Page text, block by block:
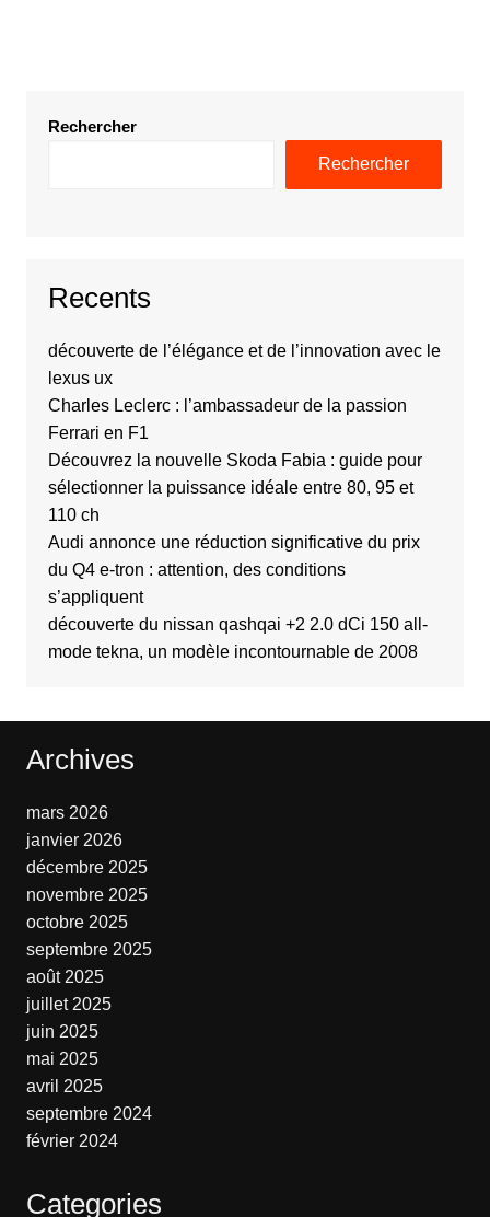
Rechercher
Rechercher
Recents
découverte de l’élégance et de l’innovation avec le
lexus ux
Charles Leclerc : l’ambassadeur de la passion
Ferrari en F1
Découvrez la nouvelle Skoda Fabia : guide pour
sélectionner la puissance idéale entre 80, 95 et
110 ch
Audi annonce une réduction significative du prix
du Q4 e-tron : attention, des conditions
s’appliquent
découverte du nissan qashqai +2 2.0 dCi 150 all-
mode tekna, un modèle incontournable de 2008
Archives
mars 2026
janvier 2026
décembre 2025
novembre 2025
octobre 2025
septembre 2025
août 2025
juillet 2025
juin 2025
mai 2025
avril 2025
septembre 2024
février 2024
Categories